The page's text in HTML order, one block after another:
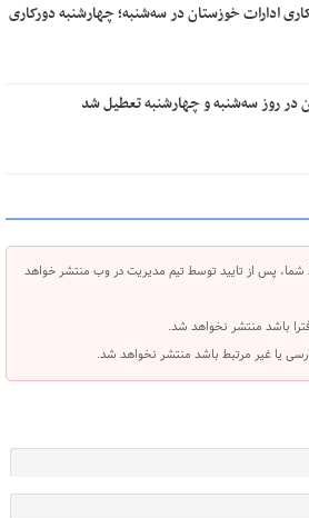
ادارات خوزستان در سه‌شنبه؛ چهارشنبه دورکاری
در روز سه‌شنبه و چهارشنبه تعطیل شد
پس از تایید توسط تیم مدیریت در وب منتشر خواهد
باشد منتشر نخواهد شد.
یا غیر مرتبط باشد منتشر نخواهد شد.